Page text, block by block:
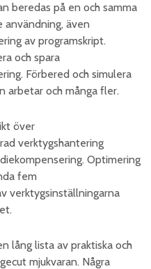
beredas på en och samma
användning, även
av programskript.
och spara
Förbered och simulera
arbetar och många fler.
över
verktygshantering
Optimering
fem
verktygsinställningarna
lång lista av praktiska och
mjukvaran. Några